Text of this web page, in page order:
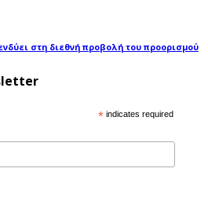
στη διεθνή προβολή του προορισμού
* indicates required